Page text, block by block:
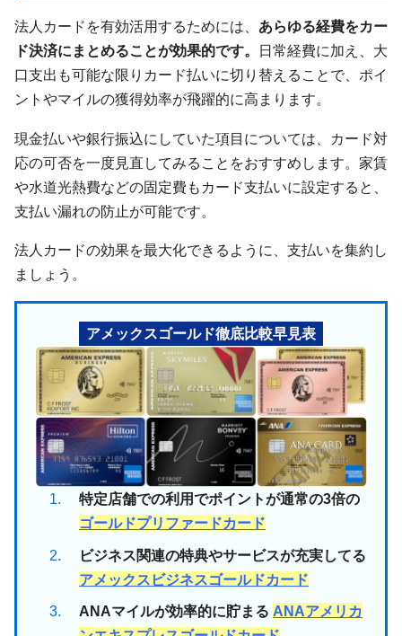
法人カードを有効活用するためには、 あらゆる経費をカー
ド決済にまとめることが効果的です。
日常経費に加え、大
口支出も可能な限りカード払いに切り替えることで、ポイ
ントやマイルの獲得効率が飛躍的に高まります。
現金払いや銀行振込にしていた項目については、カード対
応の可否を一度見直してみることをおすすめします。家賃
や水道光熱費などの固定費もカード支払いに設定すると、
支払い漏れの防止が可能です。
法人カードの効果を最大化できるように、支払いを集約し
ましょう。
アメックスゴールド徹底比較早見表
特定店舗での利用でポイントが通常の3倍の
ゴールドプリファードカード
ビジネス関連の特典やサービスが充実してる
アメックスビジネスゴールドカード
ANAマイルが効率的に貯まる ANAアメリカ